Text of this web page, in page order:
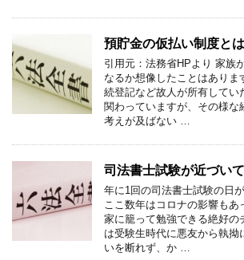
預貯金の仮払い制度と
引用元：法務省HPより 家族
なるか想像したことはありま
続登記など故人が所有してい
関わっていますが、その様な
考えが及ばない …
司法書士試験が近づい
年に1回の司法書士試験の日
ここ数年はコロナの影響もあ
家に籠って勉強できる絶好の
は受験生時代に悪友から執拗
いを断れず、か …